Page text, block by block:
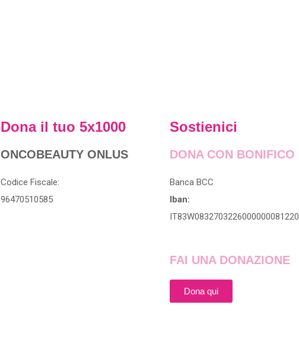
Dona il tuo 5x1000
ONCOBEAUTY ONLUS
Codice Fiscale:
96470510585
Sostienici
DONA CON BONIFICO
Banca BCC
Iban:
IT83W0832703226000000081220
FAI UNA DONAZIONE
Dona qui